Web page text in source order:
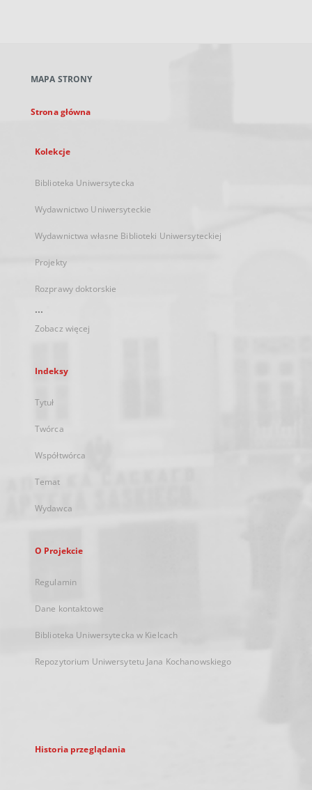
karcie
MAPA STRONY
Strona główna
Kolekcje
Biblioteka Uniwersytecka
Wydawnictwo Uniwersyteckie
Wydawnictwa własne Biblioteki Uniwersyteckiej
Projekty
Rozprawy doktorskie
...
Zobacz więcej
Indeksy
Tytuł
Twórca
Współtwórca
Temat
Wydawca
O Projekcie
Regulamin
Dane kontaktowe
Biblioteka Uniwersytecka w Kielcach
Repozytorium Uniwersytetu Jana Kochanowskiego
Historia przeglądania